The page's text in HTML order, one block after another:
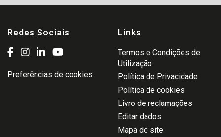
Redes Sociais
Preferências de cookies
Links
Termos e Condições de
Utilização
Política de Privacidade
Política de cookies
Livro de reclamações
Editar dados
Mapa do site